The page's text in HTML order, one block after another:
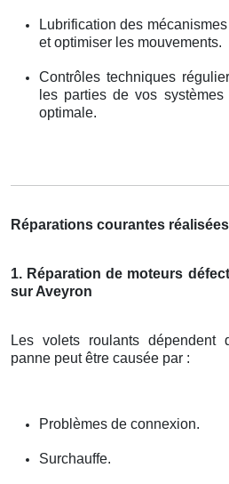
Lubrification des
et optimiser les mouvements.
Contrôles techniques
les parties de vos
optimale.
Réparations courantes
1. Réparation de moteurs
sur Aveyron
Les volets roulants dépendent
panne peut être causée par :
Problèmes de connexion.
Surchauffe.